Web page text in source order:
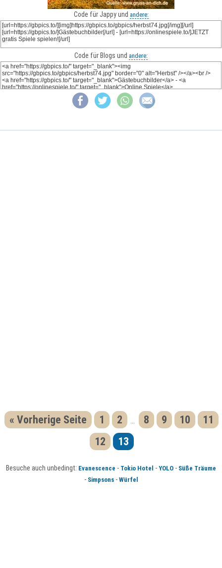
Code für Jappy und andere:
Code für Blogs und andere:
« Vorherige Seite 1 2 8 9 10
11
12
13
Besuche auch unbedingt: Evanescence - Tokio Hotel - YOLO - Süße Träume
- Simpsons- Würfel